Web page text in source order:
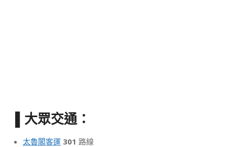
▌大眾交通：
太魯閣客運 301 路線